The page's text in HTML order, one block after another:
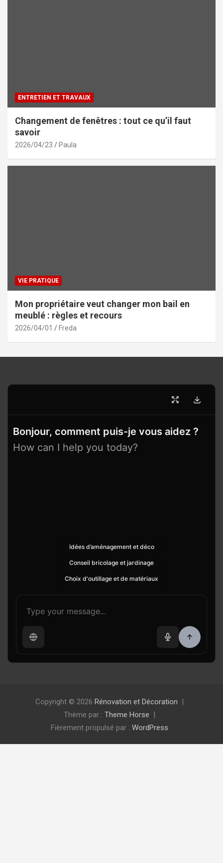
ENTRETIEN ET TRAVAUX
Changement de fenêtres : tout ce qu’il faut
savoir
2026/04/23 Paula
VIE PRATIQUE
Mon propriétaire veut changer mon bail en
meublé : règles et recours
2026/04/01 Freda
Bonjour, comment puis-je vous aidez ?
How can I help you today?
Idées d’aménagement et déco
Conseil bricolage et jardinage
Choix d'outillage et de matériaux
Copyright © 2026 Rénovation et Décoration
Thème par : Theme Horse
Fièrement propulsé par : WordPress